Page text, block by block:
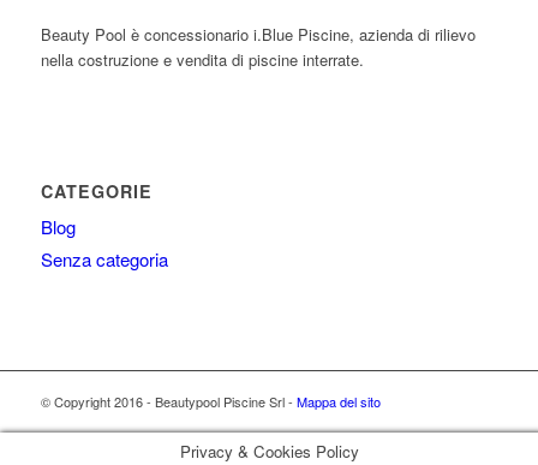
Beauty Pool è concessionario i.Blue Piscine, azienda di rilievo
nella costruzione e vendita di piscine interrate.
CATEGORIE
Blog
Senza categoria
© Copyright 2016 - Beautypool Piscine Srl - Mappa del sito
Privacy & Cookies Policy